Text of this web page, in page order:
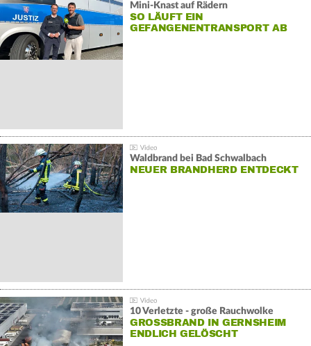
Mini-Knast auf Rädern
SO LÄUFT EIN
GEFANGENENTRANSPORT AB
Waldbrand bei Bad Schwalbach
NEUER BRANDHERD ENTDECKT
10 Verletzte - große Rauchwolke
GROSSBRAND IN GERNSHEIM E
NDLICH GELÖSCHT